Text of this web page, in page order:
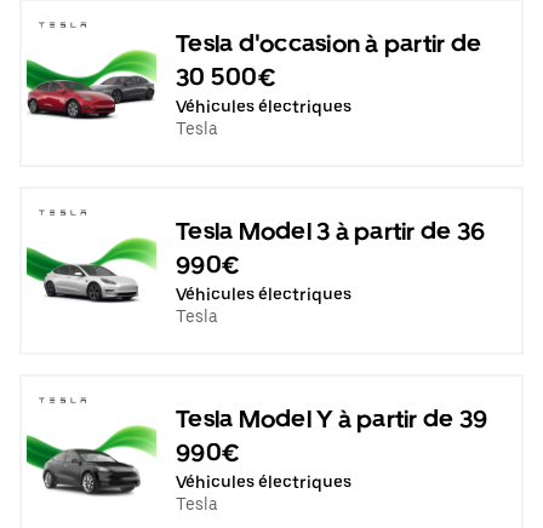
Tesla d'occasion à partir de
30 500€
Véhicules électriques
Tesla
Tesla Model 3 à partir de 36
990€
Véhicules électriques
Tesla
Tesla Model Y à partir de 39
990€
Véhicules électriques
Tesla